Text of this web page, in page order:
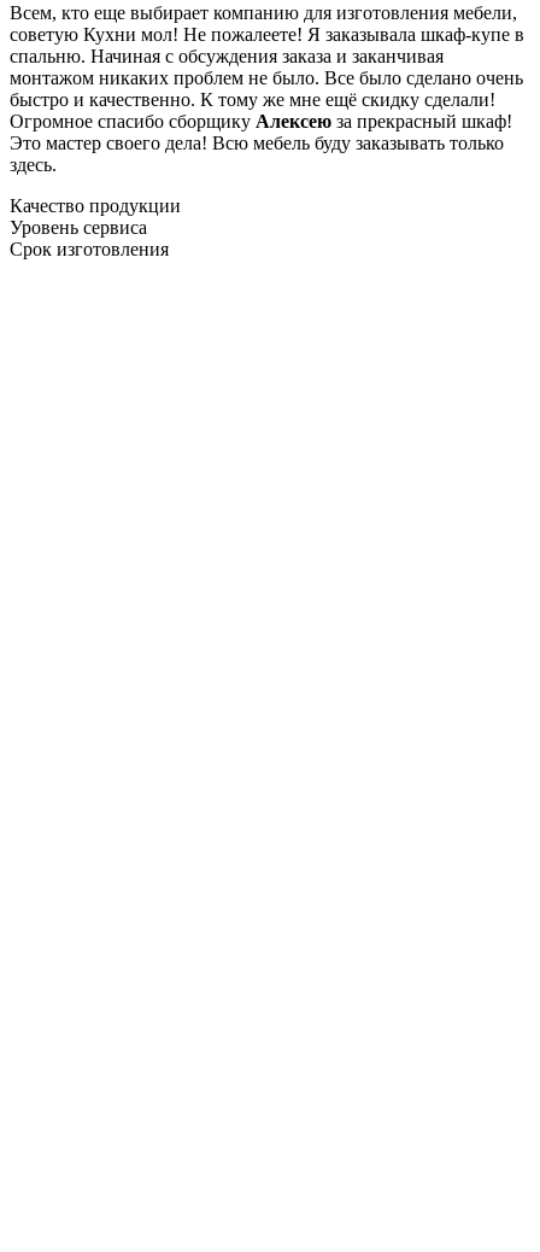
Всем, кто еще выбирает компанию для изготовления мебели,
советую Кухни мол! Не пожалеете! Я заказывала шкаф-купе в
спальню. Начиная с обсуждения заказа и заканчивая
монтажом никаких проблем не было. Все было сделано очень
быстро и качественно. К тому же мне ещё скидку сделали!
Огромное спасибо сборщику Алексею за прекрасный шкаф!
Это мастер своего дела! Всю мебель буду заказывать только
здесь.
Качество продукции
Уровень сервиса
Срок изготовления